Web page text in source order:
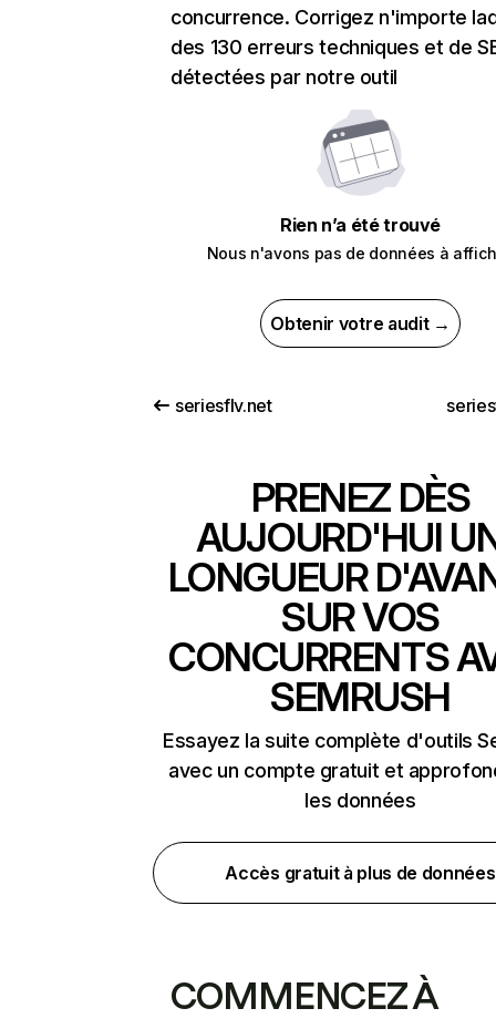
concurrence. Corrigez n'importe
des 130 erreurs techniques et de
détectées par notre outil
Rien n’a été trouvé
Nous n'avons pas de données à
Obtenir votre audit →
seriesflv.net
PRENEZ DÈS
AUJOURD'HUI
LONGUEUR
SUR VOS
CONCURRENTS
SEMRUSH
Essayez la suite complète d'outils
avec un compte gratuit et
les données
Accès gratuit à plus de données
COMMENCEZ À